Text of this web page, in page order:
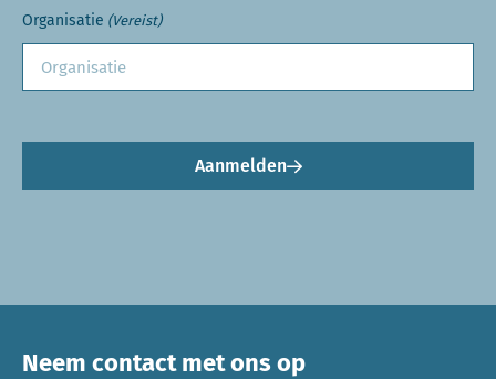
Organisatie (Vereist)
Aanmelden
Neem contact met ons op